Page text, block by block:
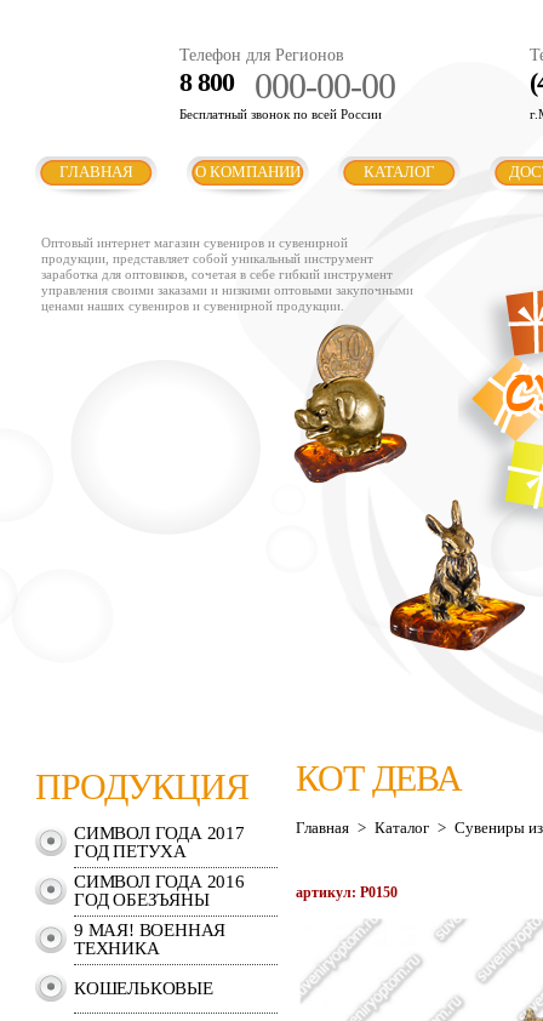
Телефон для Регионов
8 800 000-00-00
Бесплатный звонок по всей России
ГЛАВНАЯ О КОМПАНИИ КАТАЛОГ
Оптовый интернет магазин сувениров и сувенирной
продукции, представляет собой уникальный инструмент
заработка для оптовиков, сочетая в себе гибкий инструмент
управления своими заказами и низкими оптовыми закупочными
ценами наших сувениров и сувенирной продукции.
ПРОДУКЦИЯ
СИМВОЛ ГОДА 2017
ГОД ПЕТУХА
СИМВОЛ ГОДА 2016
ГОД ОБЕЗЪЯНЫ
9 МАЯ! ВОЕННАЯ
ТЕХНИКА
КОШЕЛЬКОВЫЕ
КОТ ДЕВА
Главная > Каталог > Сувениры
артикул: Р0150